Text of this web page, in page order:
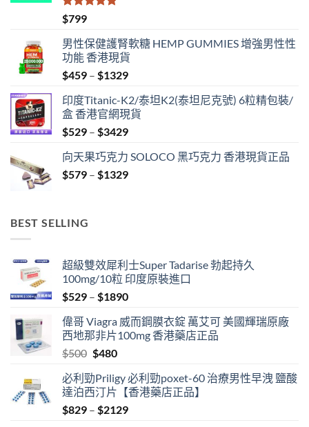
評分
滿分 5
$799
男性保健護腎軟糖 HEMP GUMMIES 增強男性性
功能 香港現貨
$459 – $1329Price
$459
through
$1329
印度Titanic-K2/泰坦K2(泰坦尼克號) 6粒精包裝/
盒 香港官網現貨
$529 – $3429Price
$529
through
向天果巧克力 SOLOCO 黑巧克力 香港現貨正品
$579 – $1329Price
BEST SELLING
超級雙效犀利士Super Tadarise 勃起持久
100mg/10粒 印度原裝進口
$529 – $1890Price
$529
through
偉哥 Viagra 威而鋼膜衣錠 萬艾可 美國輝瑞原廠
西地那非片100mg 香港藥店正品
$500 Original
was:
$500.
$480Current
is:
$480.
必利勁Priligy 必利勁poxet-60 治療男性早洩 鹽酸
達泊西汀片【香港藥店正品】
$829 – $2129Price